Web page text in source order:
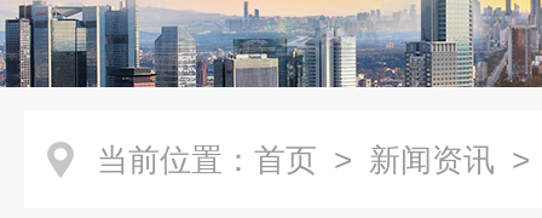
当前位置： 首页 > 新闻资讯 >